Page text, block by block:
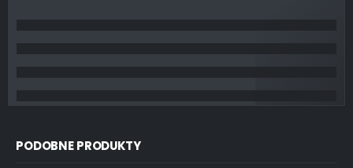
PODOBNE PRODUKTY